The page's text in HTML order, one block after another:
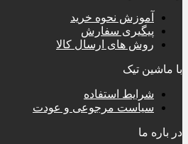
آموزش نحوه خرید
پیگیری سفارش
روش های ارسال کالا
با ماشین تیک
شرایط استفاده
سیاست مرجوعی و عودت
در باره ما